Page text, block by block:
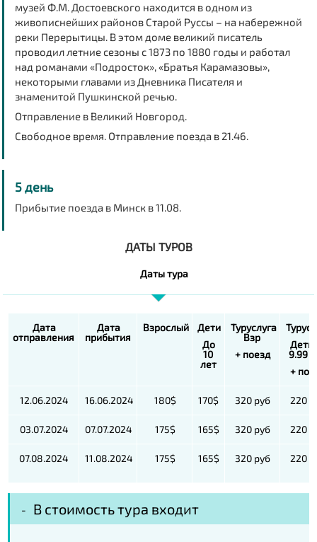
музей Ф.М. Достоевского находится в одном из
живописнейших районов Старой Руссы – на набережной
реки Перерытицы. В этом домевеликий писатель
проводил летние сезоны с 1873 по 1880 годы и работал
над романами «Подросток», «Братья Карамазовы»,
некоторыми главами из Дневника Писателя и
знаменитой Пушкинской речью.
Отправление в Великий Новгород.
Свободное время. Отправление поезда в 21.46.
5 день
Прибытие поезда в Минск в 11.08.
ДАТЫ ТУРОВ
Даты тура
Дата
отправления
Дата
прибытия
Взрослый
Дети
До
10
лет
Туруслуга
Взр
+ поезд
Дети
9.99
+
12.06.2024 16.06.2024 180$ 170$ 320 руб 220
03.07.2024 07.07.2024 175$ 165$ 320 руб 220
07.08.2024 11.08.2024 175$ 165$ 320 руб 220
В стоимость тура входит